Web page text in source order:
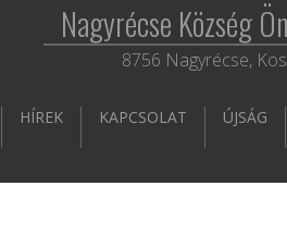
Nagyrécse Község
8756 Nagyrécse,
HÍREK KAPCSOLAT ÚJSÁG